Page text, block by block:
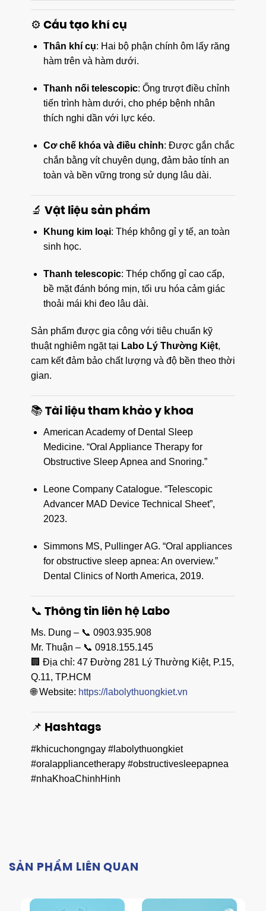
⚙️ Cấu tạo khí cụ
Thân khí cụ: Hai bộ phận chính ôm lấy răng
hàm trên và hàm dưới.
Thanh nối telescopic: Ống trượt điều chỉnh
tiến trình hàm dưới, cho phép bệnh nhân
thích nghi dần với lực kéo.
Cơ chế khóa và điều chỉnh: Được gắn chắc
chắn bằng vít chuyên dụng, đảm bảo tính an
toàn và bền vững trong sử dụng lâu dài.
🔬 Vật liệu sản phẩm
Khung kim loại: Thép không gỉ y tế, an toàn
sinh học.
Thanh telescopic: Thép chống gỉ cao cấp,
bề mặt đánh bóng mịn, tối ưu hóa cảm giác
thoải mái khi đeo lâu dài.
Sản phẩm được gia công với tiêu chuẩn kỹ
thuật nghiêm ngặt tại Labo Lý Thường Kiệt,
cam kết đảm bảo chất lượng và độ bền theo thời
gian.
📚 Tài liệu tham khảo y khoa
American Academy of Dental Sleep
Medicine. “Oral Appliance Therapy for
Obstructive Sleep Apnea and Snoring.”
Leone Company Catalogue. “Telescopic
Advancer MAD Device Technical Sheet”,
2023.
Simmons MS, Pullinger AG. “Oral appliances
for obstructive sleep apnea: An overview.”
Dental Clinics of North America, 2019.
📞 Thông tin liên hệ Labo
Ms. Dung – 📞 0903.935.908
Mr. Thuận – 📞 0918.155.145
🏢 Địa chỉ: 47 Đường 281 Lý Thường Kiệt, P.15,
Q.11, TP.HCM
🌐 Website: https://labolythuongkiet.vn
📌 Hashtags
#khicuchongngay #labolythuongkiet
#oralappliancetherapy #obstructivesleepapnea
#nhaKhoaChinhHinh
SẢN PHẨM LIÊN QUAN